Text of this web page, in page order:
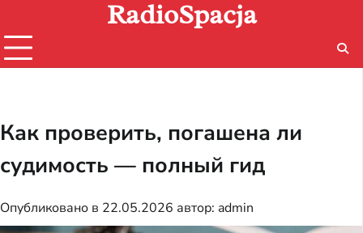
содержимому
RadioSpacja
Как проверить, погашена ли
судимость — полный гид
Опубликовано в 22.05.2026 автор: admin